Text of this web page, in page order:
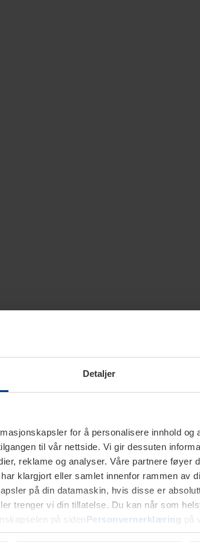
Detaljer
for å personalisere innhold og
til vår nettside. Vi gir dessuten
reklame og analyser. Våre partnere føyer
klargjort eller samlet innenfor rammen av
på din datamaskin, hvis disse er
trenger vi din tillatelse. Du kan når som
på sidenPersonvernerklæring på